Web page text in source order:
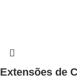
Extensões de